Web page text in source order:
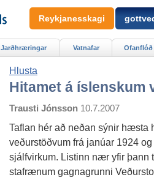
Hlusta
Hitamet á íslenskum
Trausti Jónsson 10.7.2007
Taflan hér að neðan sýnir hæsta
veðurstöðvum frá janúar 1924
sjálfvirkum. Listinn nær yfir þann
stafrænum gagnagrunni
Jarðhræringar Vatnafar Ofanflóð
Reykjanesskagi